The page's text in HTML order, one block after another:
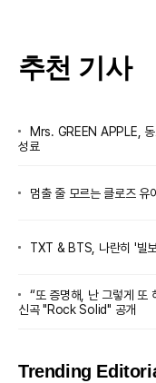
추천 기사
Mrs. GREEN APPLE, 동
성료
멈출 줄 모르는 클로즈
TXT & BTS, 나란히 '빌
“또 증명해, 난 그렇게 또
신곡 "Rock Solid" 공개
Trending